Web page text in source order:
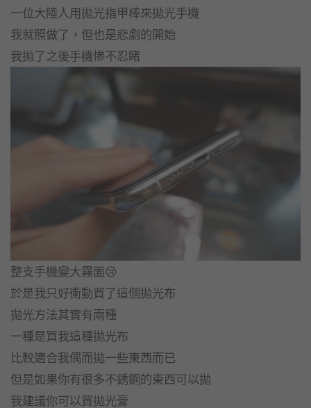
一位大陸人用拋光指甲棒來拋光手機
我就照做了，但也是悲劇的開始
我拋了之後手機慘不忍睹
整支手機變大霧面😢
於是我只好衝動買了這個拋光布
拋光方法其實有兩種
一種是買我這種拋光布
比較適合我偶而拋一些東西而已
但是如果你有很多不銹鋼的東西可以拋
我建議你可以買拋光膏